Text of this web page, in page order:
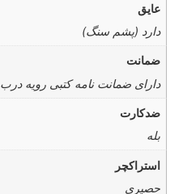
عایق
دارد (پشم سنگ)
ضمانت
دارای ضمانت نامه کتبی رویه درب
ضدکارت
بله
استراکچر
حصیری